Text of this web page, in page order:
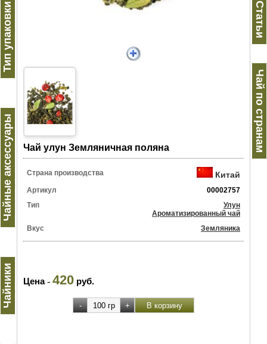
Тип упаковки
Чайные аксессуары
Чайники
Чай улун Земляничная поляна
Страна производства Китай
Артикул
00002757
Тип
Улун
Ароматизированный чай
Вкус
Земляника
Цена- 420 руб.
Статьи
Чай по странам